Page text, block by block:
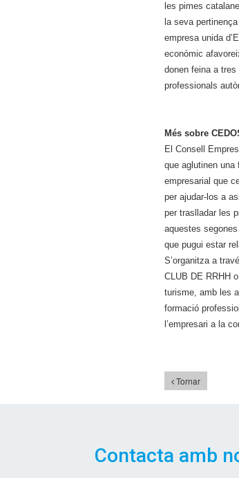
les pimes
la seva
empresa unida
econòmic
donen feina a
professionals
Més sobre
El Consell
que aglutinen
empresarial que
per ajudar-los a
per traslladar les
aquestes
que pugui estar
S’organitza a
CLUB DE RRHH
turisme, amb les
formació
l’empresari a la
Tornar
Contacta amb